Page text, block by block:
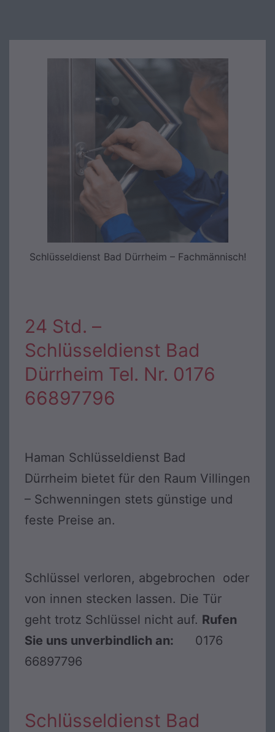
Schlüsseldienst Bad Dürrheim – Fachmännisch!
24 Std. –
Schlüsseldienst Bad
Dürrheim Tel. Nr. 0176
66897796
Haman Schlüsseldienst Bad
Dürrheim bietet für den Raum Villingen
– Schwenningen stets günstige und
feste Preise an.
Schlüssel verloren, abgebrochen oder
von innen stecken lassen. Die Tür
geht trotz Schlüssel nicht auf. Rufen
Sie uns unverbindlich an:
0176
66897796
Schlüsseldienst Bad